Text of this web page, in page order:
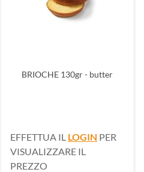
BRIOCHE 130gr - butter
EFFETTUA IL LOGIN PER
VISUALIZZARE IL
PREZZO